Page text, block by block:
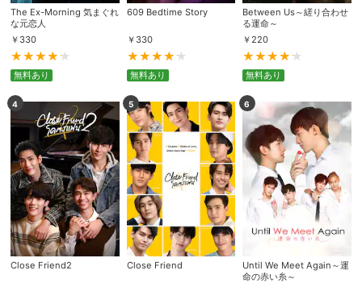
The Ex-Morning 気まぐれ
な元恋人
￥ 330
無料あり
609 Bedtime Story
￥ 330
無料あり
Between Us～縒り合わせ
る運命～
￥ 220
無料あり
4
Close Friend2
5
Close Friend
6
Until We Meet Again～運
命の赤い糸～